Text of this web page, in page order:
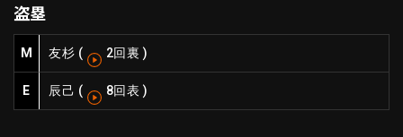
盗塁
M 友杉 ( 2回裏 )
E 辰己 ( 8回表 )